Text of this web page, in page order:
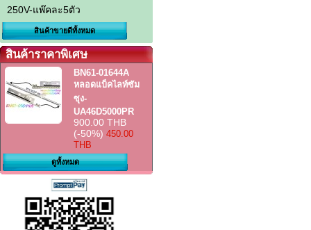
250V-แพ๊คละ5ตัว
สินค้าขายดีทั้งหมด
สินค้าราคาพิเศษ
BN61-01644A
หลอดแบ็คไลท์ซัม
ซุง-
UA46D5000PR
900.00 THB
(-50%) 450.00
THB
ดูทั้งหมด